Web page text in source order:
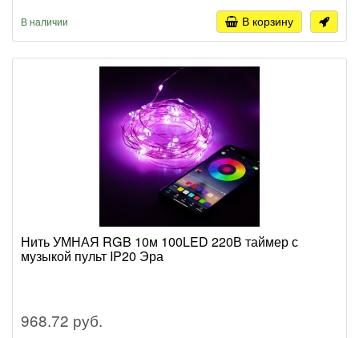
В наличии В корзину
Нить УМНАЯ RGB 10м 100LED 220В таймер с
музыкой пульт IP20 Эра
968.72 руб.